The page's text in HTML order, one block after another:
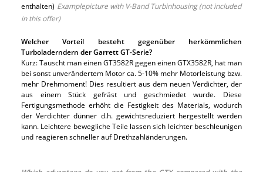
enthalten) Examplepicture with V-Band Turbinhousing (not included
in this offer)
Welcher Vorteil besteht gegenüber herkömmlichen
Turboladerndern der Garrett GT-Serie?
Kurz: Tauscht man einen GT3582R gegen einen GTX3582R, hat man
bei sonst unverändertem Motor ca. 5-10% mehr Motorleistung bzw.
mehr Drehmoment! Dies resultiert aus dem neuen Verdichter, der
aus einem Stück gefräst und geschmiedet wurde. Diese
Fertigungsmethode erhöht die Festigkeit des Materials, wodurch
der Verdichter dünner d.h. gewichtsreduziert hergestellt werden
kann. Leichtere bewegliche Teile lassen sich leichter beschleunigen
und reagieren schneller auf Drethzahländerungen.